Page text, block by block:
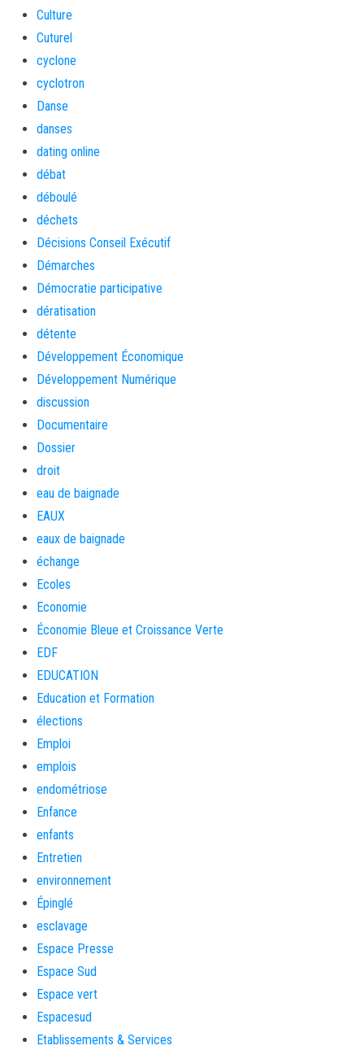
Culture
Cuturel
cyclone
cyclotron
Danse
danses
dating online
débat
déboulé
déchets
Décisions Conseil Exécutif
Démarches
Démocratie participative
dératisation
détente
Développement Économique
Développement Numérique
discussion
Documentaire
Dossier
droit
eau de baignade
EAUX
eaux de baignade
échange
Ecoles
Economie
Économie Bleue et Croissance Verte
EDF
EDUCATION
Education et Formation
élections
Emploi
emplois
endométriose
Enfance
enfants
Entretien
environnement
Épinglé
esclavage
Espace Presse
Espace Sud
Espace vert
Espacesud
Etablissements & Services